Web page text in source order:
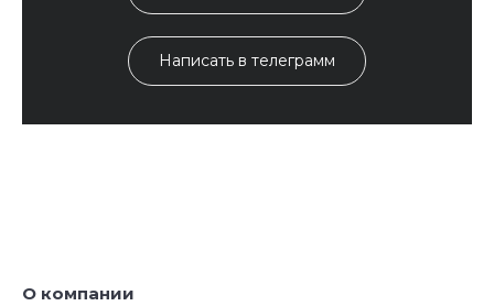
Написать в телеграмм
О компании